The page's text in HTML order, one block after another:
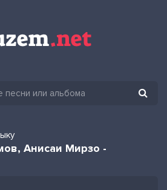
Анисаи Мирзо -